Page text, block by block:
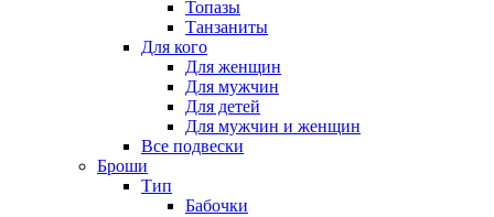
Топазы
Танзаниты
Для кого
Для женщин
Для мужчин
Для детей
Для мужчин и женщин
Все подвески
Броши
Тип
Бабочки